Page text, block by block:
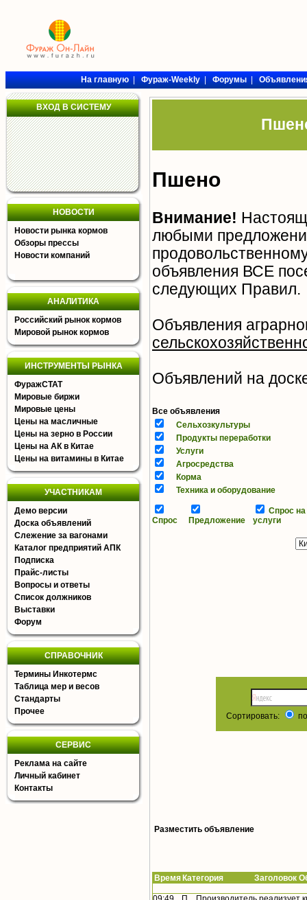
На главную|Фураж-Weekly|Форумы|
ВХОД В СИСТЕМУ
НОВОСТИ
Новости рынка кормов
Обзоры прессы
Новости компаний
АНАЛИТИКА
Российский рынок кормов
Мировой рынок кормов
ИНСТРУМЕНТЫ РЫНКА
ФуражСТАТ
Мировые биржи
Мировые цены
Цены на масличные
Цены на зерно в России
Цены на АК в Китае
Цены на витамины в Китае
УЧАСТНИКАМ
Демо версии
Доска объявлений
Слежение за вагонами
Каталог предприятий АПК
Подписка
Прайс-листы
Вопросы и ответы
Список должников
Выставки
Форум
СПРАВОЧНИК
Термины Инкотермс
Таблица мер и весов
Стандарты
Прочее
СЕРВИС
Реклама на сайте
Личный кабинет
Контакты
Пшено
Внимание!
любыми
объявления ВСЕ
следующих Правил.
Объявления
Объявлений на
Все объявления
Сельхозкультуры
Продукты переработки
Услуги
Агросредства
Корма
Техника и оборудование
Спрос Предложение
Спрос на
услуги
Сортировать:
Разместить объявление
Время Категория Заголовок